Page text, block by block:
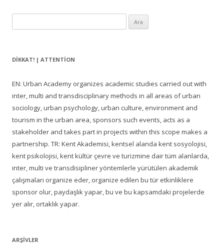
DIKKAT! | ATTENTION
EN: Urban Academy organizes academic studies carried out with
inter, multi and transdisciplinary methods in all areas of urban
sociology, urban psychology, urban culture, environment and
tourism in the urban area, sponsors such events, acts as a
stakeholder and takes part in projects within this scope makes a
partnership. TR: Kent Akademisi, kentsel alanda kent sosyolojisi,
kent psikolojisi, kent kültür çevre ve turizmine dair tüm alanlarda,
inter, multi ve transdisipliner yöntemlerle yürütülen akademik
çalışmaları organize eder, organize edilen bu tür etkinliklere
sponsor olur, paydaşlık yapar, bu ve bu kapsamdaki projelerde
yer alır, ortaklık yapar.
ARŞIVLER